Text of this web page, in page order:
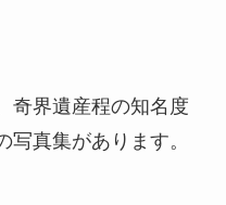
奇界遺産程の知名度
真集があります。